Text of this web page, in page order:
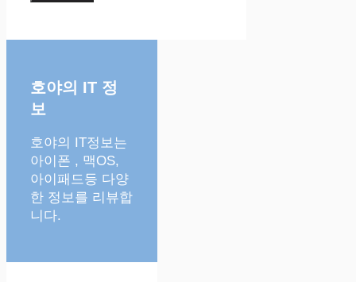
호야의 IT 정
보
호야의 IT정보는
아이폰 , 맥OS,
아이패드등 다양
한 정보를 리뷰합
니다.